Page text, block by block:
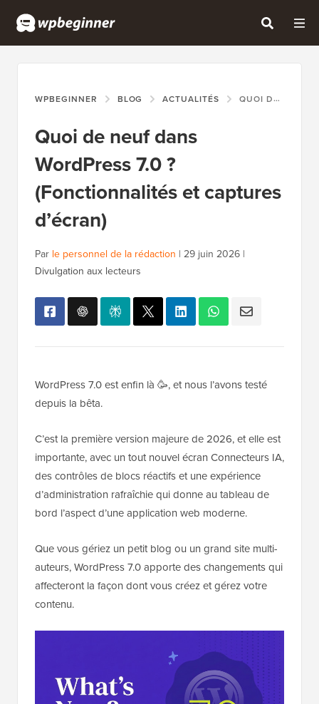
WPBEGINNER BLOG ACTUALITÉS QUOI DE NEUF DANS WORDPRESS 7.0 ? (FONCTIONNALITÉS ET CAPTURES D’ÉCRAN)
Quoi de neuf dans
WordPress 7.0 ?
(Fonctionnalités et captures
d’écran)
Par le personnel de la rédaction | 29 juin 2026 |
Divulgation aux lecteurs
WordPress 7.0 est enfin là 🥳, et nous l’avons testé
depuis la bêta.
C’est la première version majeure de 2026, et elle est
importante, avec un tout nouvel écran Connecteurs IA,
des contrôles de blocs réactifs et une expérience
d’administration rafraîchie qui donne au tableau de
bord l’aspect d’une application web moderne.
Que vous gériez un petit blog ou un grand site multi-
auteurs, WordPress 7.0 apporte des changements qui
affecteront la façon dont vous créez et gérez votre
contenu.